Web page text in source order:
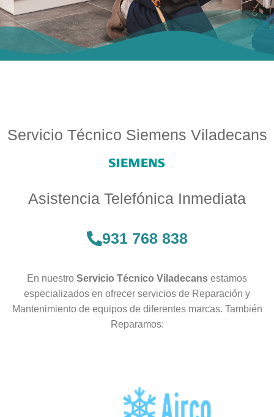
Servicio Técnico Siemens Viladecans
Asistencia Telefónica Inmediata
931 768 838
En nuestro Servicio Técnico Viladecans estamos
especializados en ofrecer servicios de Reparación y
Mantenimiento de equipos de diferentes marcas. También
Reparamos: